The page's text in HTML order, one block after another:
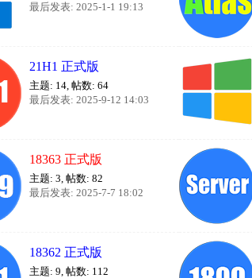
最后发表: 2025-1-1 19:13
21H1 正式版
主题: 14, 帖数: 64
最后发表: 2025-9-12 14:03
18363 正式版
主题: 3, 帖数: 82
最后发表: 2025-7-7 18:02
18362 正式版
主题: 9, 帖数: 112